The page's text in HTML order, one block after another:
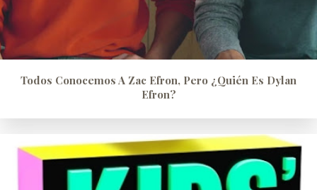
Todos Conocemos A Zac Efron, Pero ¿quién Es Dylan
Efron?